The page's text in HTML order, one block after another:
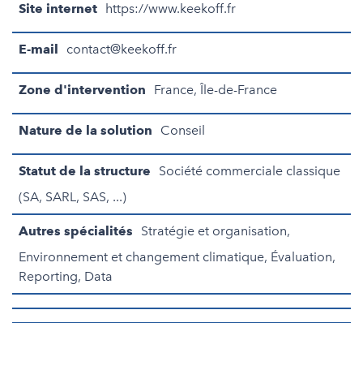
Site internet https://www.keekoff.fr
E-mail contact@keekoff.fr
Zone d'intervention France, Île-de-France
Nature de la solution Conseil
Statut de la structure
Société commerciale classique
(SA, SARL, SAS, ...)
Autres spécialités
Stratégie et organisation,
Environnement et changement climatique, Évaluation,
Reporting, Data